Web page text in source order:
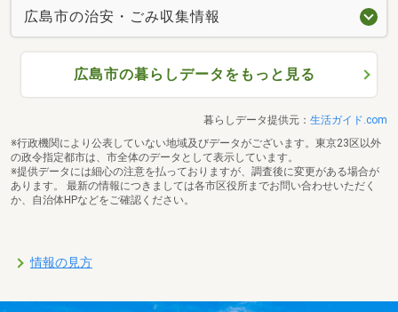
広島市の治安・ごみ収集情報
広島市の暮らしデータをもっと見る
暮らしデータ提供元： 生活ガイド.com
※行政機関により公表していない地域及びデータがございます。東京23区以外
の政令指定都市は、市全体のデータとして表示しています。
※提供データには細心の注意を払っておりますが、調査後に変更がある場合が
あります。 最新の情報につきましては各市区役所までお問い合わせいただく
か、自治体HPなどをご確認ください。
情報の見方